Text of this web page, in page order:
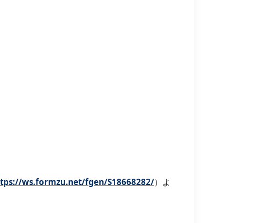
ws.formzu.net/fgen/S18668282/）よ